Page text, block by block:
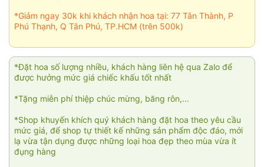
*Giảm ngay 30k khi khách nhận hoa tại: 77 Tân Thành, P
Phú Thạnh, Q Tân Phú, TP.HCM (trên 500k)
*Đặt hoa số lượng nhiều, khách hàng liên hệ qua Zalo để
được hưởng mức giá chiếc khấu tốt nhất
*Tặng miễn phí thiệp chúc mừng, băng rôn,...
*Shop khuyến khích quý khách hàng đặt hoa theo yêu cầu
mức giá, để shop tự thiết kế những sản phẩm độc đáo, mới
lạ vừa tận dụng được những loại hoa đẹp theo mùa vừa ít
đụng hàng